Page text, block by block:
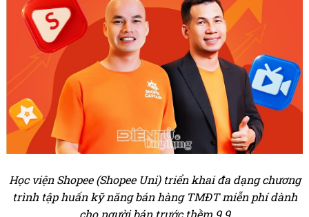
Học viện Shopee (Shopee Uni) triển khai đa dạng chương
trình tập huấn kỹ năng bán hàng TMĐT miễn phí dành
cho người bán trước thềm 9.9